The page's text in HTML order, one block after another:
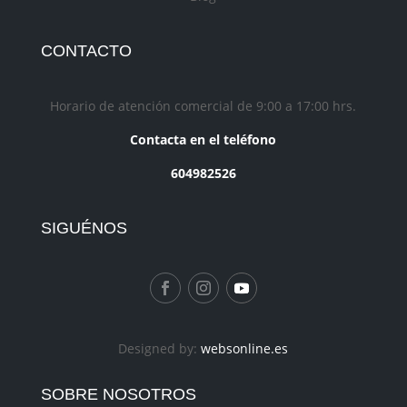
CONTACTO
Horario de atención comercial de 9:00 a 17:00 hrs.
Contacta en el teléfono
604982526
SIGUÉNOS
Designed by:websonline.es
SOBRE NOSOTROS